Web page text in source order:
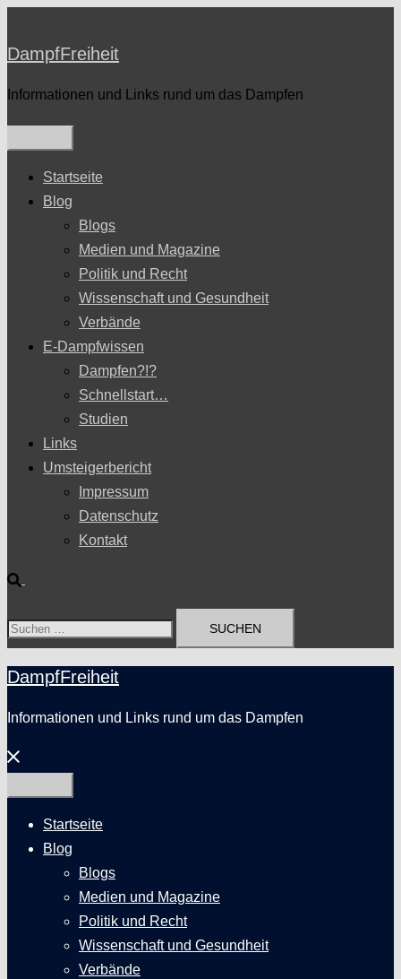
springen
DampfFreiheit
Informationen und Links rund um das Dampfen
Startseite
Blog
Blogs
Medien und Magazine
Politik und Recht
Wissenschaft und Gesundheit
Verbände
E-Dampfwissen
Dampfen?!?
Schnellstart…
Studien
Links
Umsteigerbericht
Impressum
Datenschutz
Kontakt
Suche
Suchen
DampfFreiheit
Informationen und Links rund um das Dampfen
Menü
schließen
Startseite
Blog
Blogs
Medien und Magazine
Politik und Recht
Wissenschaft und Gesundheit
Verbände